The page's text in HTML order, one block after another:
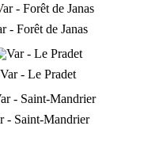
- Forêt de Janas
Var - Le Pradet
- Saint-Mandrier